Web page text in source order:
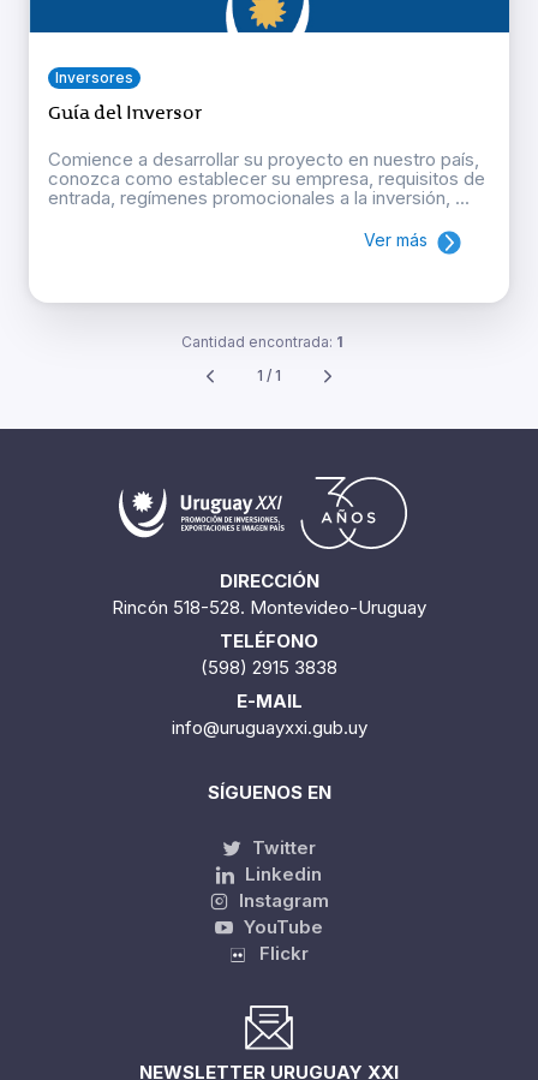
Inversores
Guía del Inversor
Comience a desarrollar su proyecto en nuestro país,
conozca como establecer su empresa, requisitos de
entrada, regímenes promocionales a la inversión, ...
Ver más
Cantidad encontrada: 1
1 / 1
DIRECCIÓN
Rincón 518-528. Montevideo-Uruguay
TELÉFONO
(598) 2915 3838
E-MAIL
info@uruguayxxi.gub.uy
SÍGUENOS EN
Twitter
Linkedin
Instagram
YouTube
Flickr
NEWSLETTER URUGUAY XXI